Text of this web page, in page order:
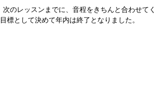
のレッスンまでに、音程をきちんと合わせてく
標として決めて年内は終了となりました。